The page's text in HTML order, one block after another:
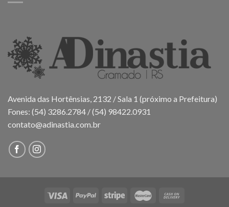
Avenida das Hortênsias, 2132 / Sala 1 (próximo a Prefeitura)
Fones: (54) 3286.2784 / (54) 98422.0931
contato@adinastia.com.br